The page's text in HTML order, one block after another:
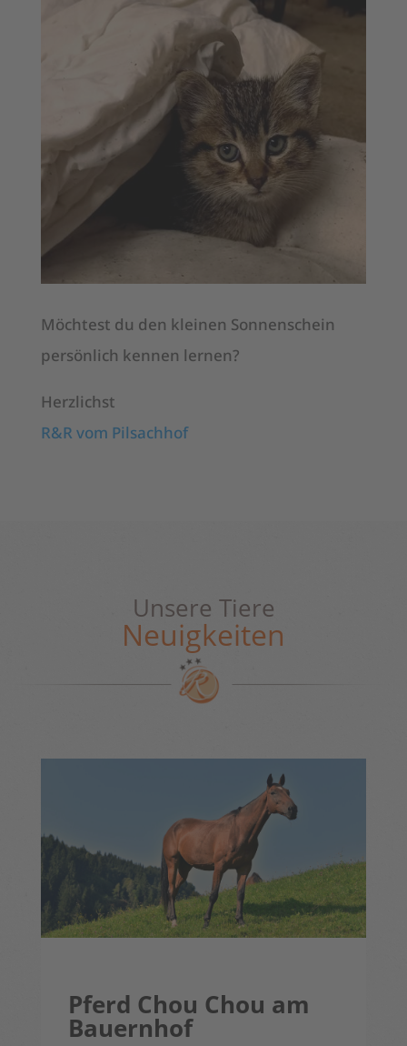
Möchtest du den kleinen Sonnenschein
persönlich kennen lernen?
Herzlichst
R&R vom Pilsachhof
Unsere Tiere
Neuigkeiten
Pferd Chou Chou am
Bauernhof